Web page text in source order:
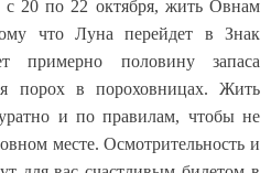
с 20 по 22 октября, жить Овнам
что Луна перейдет в Знак
примерно половину запаса
порох в пороховницах. Жить
и по правилам, чтобы не
месте. Осмотрительность и